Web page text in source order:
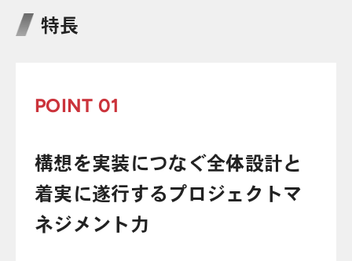
特長
POINT 01
構想を実装につなぐ全体設計と
着実に遂行するプロジェクトマ
ネジメント力